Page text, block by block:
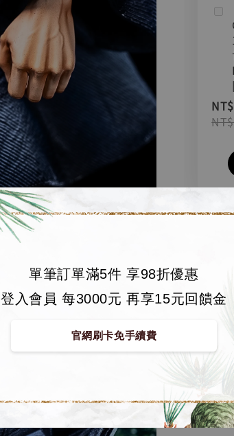
單筆訂單滿5件 享98折優惠
登入會員 每3000元 再享15元回饋金
官網刷卡免手續費
🏝【無